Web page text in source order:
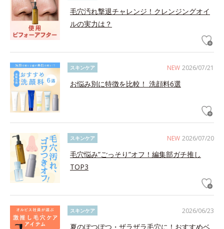
毛穴汚れ撃退チャレンジ！クレンジングオイ
ルの実力は？
NEW 2026/07/21
スキンケア
お悩み別に特徴を比較！ 洗顔料6選
NEW 2026/07/20
スキンケア
毛穴悩み”ごっそり”オフ！編集部ガチ推し
TOP3
2026/06/23
スキンケア
夏のぽつぽつ・ザラザラ毛穴に！おすすめベ